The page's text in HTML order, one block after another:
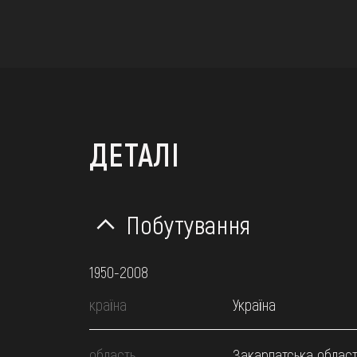
ДЕТАЛІ
Побутування
1950-2008
країна
Україна